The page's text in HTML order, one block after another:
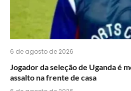
6 de agosto de 2026
Jogador da seleção de Uganda é
assalto na frente de casa